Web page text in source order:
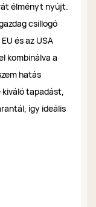
élményt nyújt.
csillogó
és az USA
kombinálva a
hatás
tapadást,
így ideális